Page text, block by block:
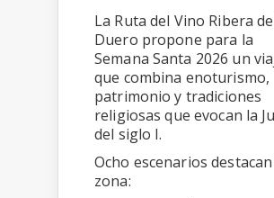
La Ruta del Vino Ribera
Duero propone para la
Semana Santa 2026 un
que combina enoturismo,
patrimonio y tradiciones
religiosas que evocan la
del siglo I.
Ocho escenarios
zona: